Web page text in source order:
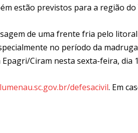
estão previstos para a região do
de uma frente fria pelo
no período da
Ciram nesta sexta-feira, dia
defesacivil. Em